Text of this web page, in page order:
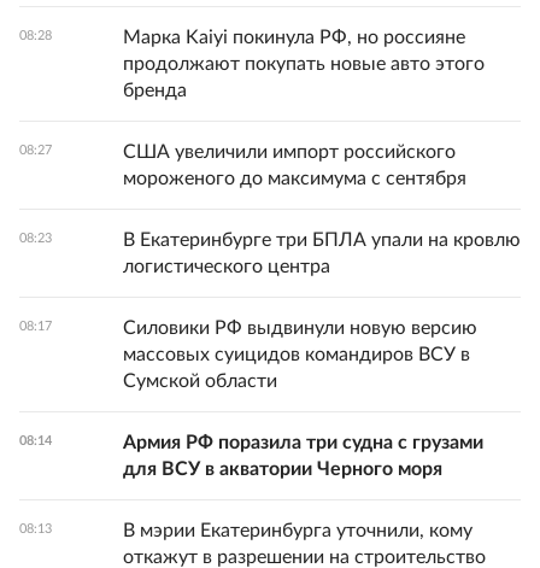
08:28
Марка Kaiyi покинула РФ, но россияне
продолжают покупать новые авто этого
бренда
08:27
США увеличили импорт российского
мороженого до максимума с сентября
08:23
В Екатеринбурге три БПЛА упали на кровлю
логистического центра
08:17
Силовики РФ выдвинули новую версию
массовых суицидов командиров ВСУ в
Сумской области
08:14
Армия РФ поразила три судна с грузами
для ВСУ в акватории Черного моря
08:13
В мэрии Екатеринбурга уточнили, кому
откажут в разрешении на строительство